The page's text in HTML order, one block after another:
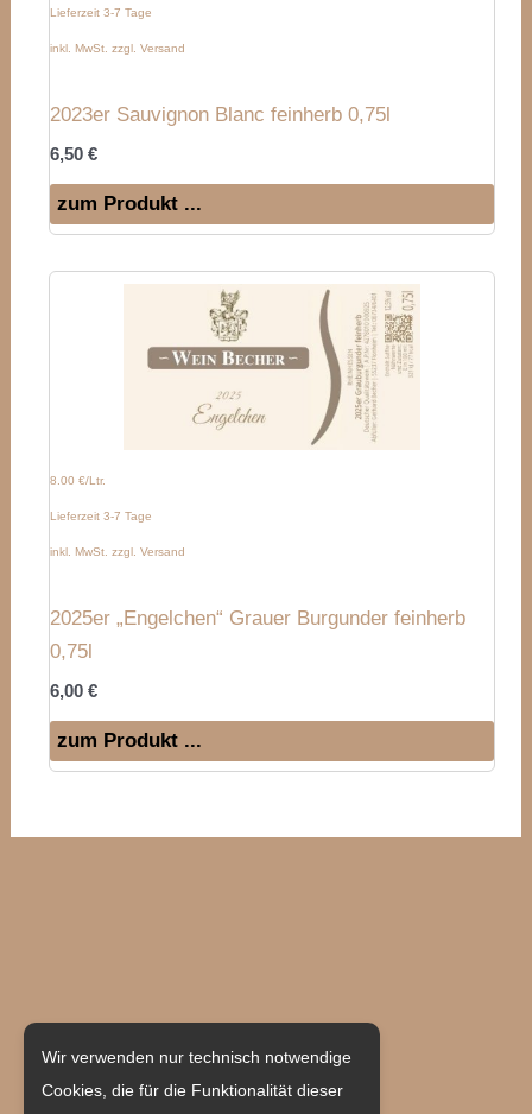
Lieferzeit 3-7 Tage
inkl. MwSt. zzgl. Versand
2023er Sauvignon Blanc feinherb 0,75l
6,50€
zum Produkt ...
8.00 €/Ltr.
Lieferzeit 3-7 Tage
inkl. MwSt. zzgl. Versand
2025er „Engelchen“ Grauer Burgunder feinherb
0,75l
6,00€
zum Produkt ...
Hauptstraße 55
Wir verwenden nur technisch notwendige
Cookies, die für die Funktionalität dieser